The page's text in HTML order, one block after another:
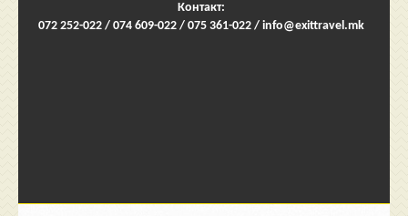
Контакт:
072 252-022 / 074 609-022 / 075 361-022 / info@exittravel.mk